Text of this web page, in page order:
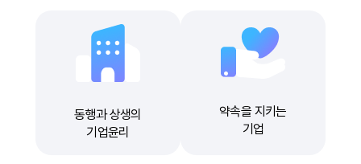
동행과 상생의
기업윤리
약속을 지키는
기업